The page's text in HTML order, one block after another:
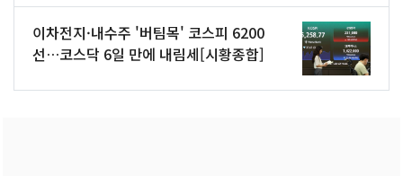
이차전지·내수주 '버팀목' 코스피 6200
선…코스닥 6일 만에 내림세[시황종합]